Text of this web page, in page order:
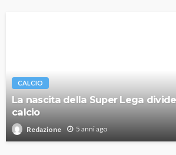
CALCIO
La nascita della Super Lega
calcio
Redazione 5 anni ago